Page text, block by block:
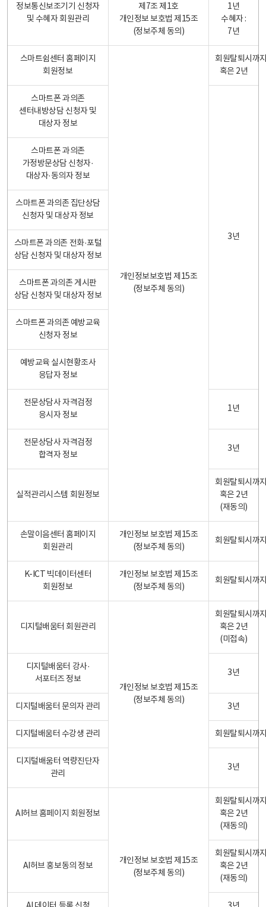
정보통신보조기기 신청자
및 수혜자 회원관리
제7조 제1호
개인정보 보호법 제15조
(정보주체 동의)
1년
수혜자 :
7년
스마트쉼센터 홈페이지
회원정보
개인정보보호법 제15조
(정보주체 동의)
회원탈퇴시까
혹은 2년
스마트폰 과의존
센터내방상담 신청자 및
대상자 정보
3년
스마트폰 과의존
가정방문상담 신청자·
대상자·동의자 정보
스마트폰 과의존 집단상담
신청자 및 대상자 정보
스마트폰 과의존 전화·포털
상담 신청자 및 대상자 정보
스마트폰 과의존 게시판
상담 신청자 및 대상자 정보
스마트폰 과의존 예방교육
신청자 정보
예방교육 실시현황조사
응답자 정보
전문상담사 자격검정
응시자 정보
1년
전문상담사 자격검정
합격자 정보
3년
실적관리시스템 회원정보
회원탈퇴시까
혹은 2년
(재동의)
손말이음센터 홈페이지
회원관리
개인정보 보호법 제15조
(정보주체 동의)
회원탈퇴시까
K-ICT 빅데이터센터
회원정보
개인정보 보호법 제15조
(정보주체 동의)
회원탈퇴시까
디지털배움터 회원관리
개인정보 보호법 제15조
(정보주체 동의)
회원탈퇴시까
혹은 2년
(미접속)
디지털배움터 강사·
서포터즈 정보
3년
디지털배움터 문의자 관리 3년
디지털배움터 수강생 관리 회원탈퇴시까
디지털배움터 역량진단자
관리
3년
AI허브 홈페이지 회원정보
개인정보 보호법 제15조
(정보주체 동의)
회원탈퇴시까
혹은 2년
(재동의)
AI허브 홍보동의 정보
회원탈퇴시까
혹은 2년
(재동의)